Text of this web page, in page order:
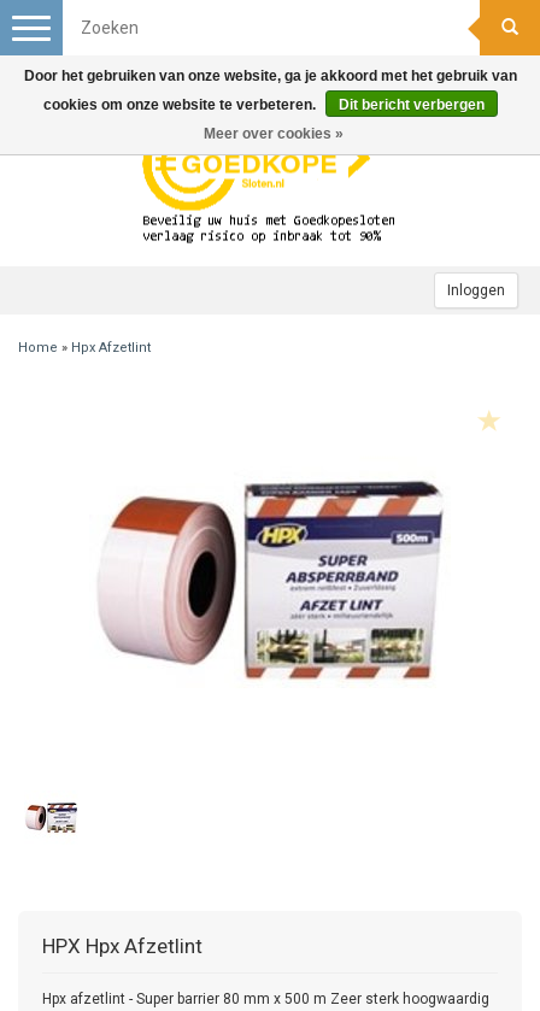
Inloggen
Toggle
navigation
Home » Hpx Afzetlint
HPX Hpx Afzetlint
Hpx afzetlint - Super barrier 80 mm x 500 m Zeer sterk hoogwaardig
Door het gebruiken van onze website, ga je akkoord met het gebruik van
cookies om onze website te verbeteren.
Dit bericht verbergen
Meer over cookies »